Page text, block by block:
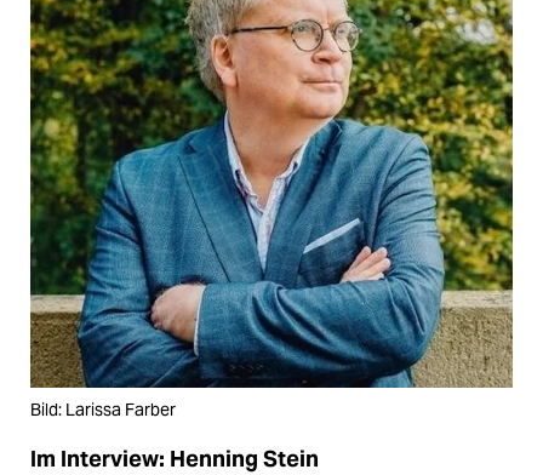
Bild: Larissa Farber
Im Interview: Henning Stein